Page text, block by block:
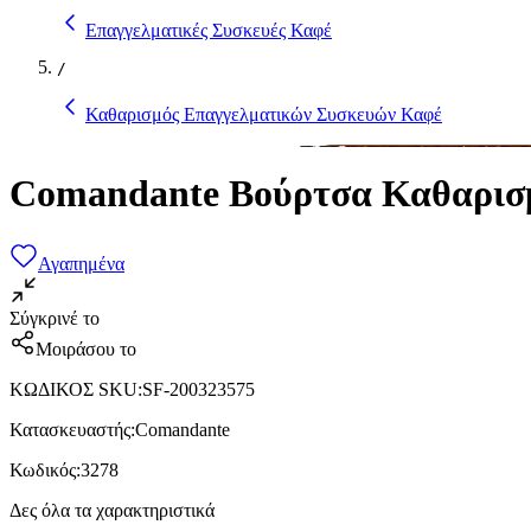
Επαγγελματικές Συσκευές Καφέ
/
Καθαρισμός Επαγγελματικών Συσκευών Καφέ
Comandante Βούρτσα
Αγαπημένα
Σύγκρινέ το
Μοιράσου το
ΚΩΔΙΚΟΣ SKU:SF-200323575
Κατασκευαστής:Comandante
Κωδικός:3278
Δες όλα τα χαρακτηριστικά